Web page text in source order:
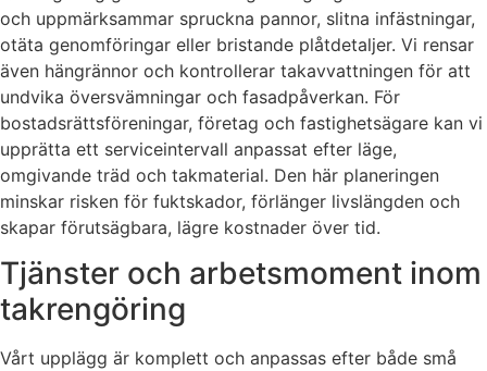
och uppmärksammar spruckna pannor, slitna infästningar,
otäta genomföringar eller bristande plåtdetaljer. Vi rensar
även hängrännor och kontrollerar takavvattningen för att
undvika översvämningar och fasadpåverkan. För
bostadsrättsföreningar, företag och fastighetsägare kan vi
upprätta ett serviceintervall anpassat efter läge,
omgivande träd och takmaterial. Den här planeringen
minskar risken för fuktskador, förlänger livslängden och
skapar förutsägbara, lägre kostnader över tid.
Tjänster och arbetsmoment inom
takrengöring
Vårt upplägg är komplett och anpassas efter både små